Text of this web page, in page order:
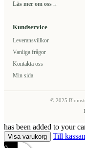
Läs mer om oss→
Kundservice
Leveransvillkor
Vanliga frågor
Kontakta oss
Min sida
© 2025
has been added to your
Visa varukorg
Till kassan